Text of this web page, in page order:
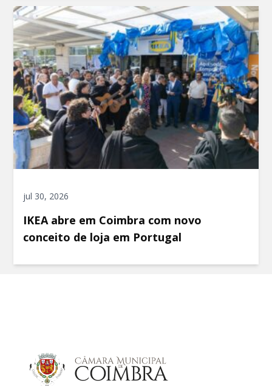
jul 30, 2026
IKEA abre em Coimbra com novo
conceito de loja em Portugal